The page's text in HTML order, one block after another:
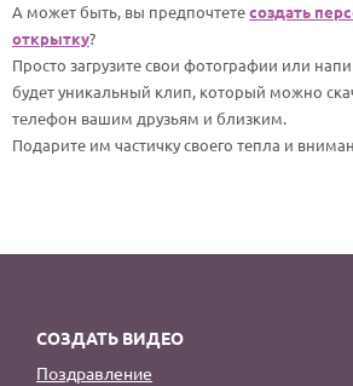
Все родственники
ПЕРСОНАЛЬНЫЕ
Пожелания
По именам
А может быть, вы предпочтетесоздать
открытку?
Просто загрузите свои фотографии или
будет уникальный клип, который можно
телефон вашим друзьям и близким.
Подарите им частичку своего тепла и
СОЗДАТЬ ВИДЕО
Поздравление